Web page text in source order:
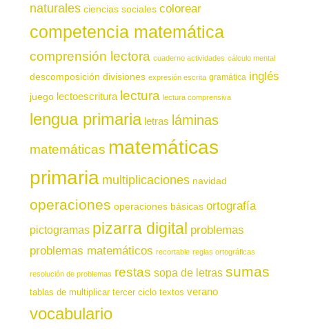
naturales ciencias sociales colorear
competencia matemática
comprensión lectora cuaderno actividades cálculo mental
descomposición divisiones expresión escrita gramática inglés
juego lectoescritura lectura lectura comprensiva
lengua primaria letras láminas
matemáticas matemáticas
primaria multiplicaciones navidad
operaciones operaciones básicas ortografía
pictogramas pizarra digital problemas
problemas matemáticos recortable reglas ortográficas
resolución de problemas restas sopa de letras sumas
tablas de multiplicar tercer ciclo textos verano
vocabulario